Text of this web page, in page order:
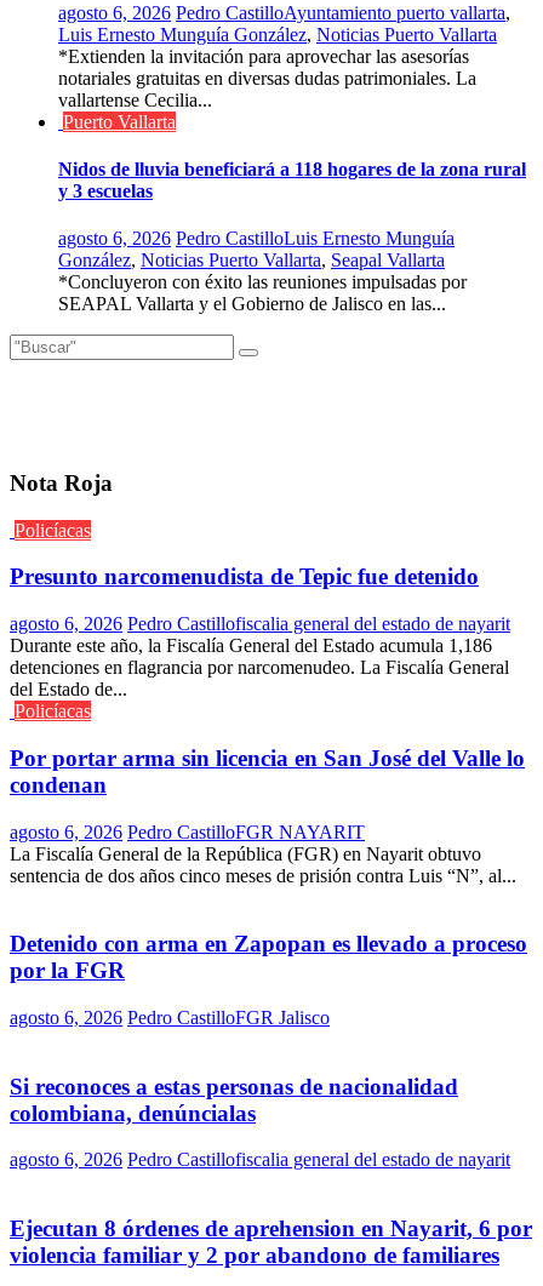
agosto 6, 2026 Pedro CastilloAyuntamiento puerto vallarta,
Luis Ernesto Munguía González, Noticias Puerto Vallarta
*Extienden la invitación para aprovechar las asesorías
notariales gratuitas en diversas dudas patrimoniales. La
vallartense Cecilia...
Puerto Vallarta
Nidos de lluvia beneficiará a 118 hogares de la zona rural
y 3 escuelas
agosto 6, 2026 Pedro CastilloLuis Ernesto Munguía
González, Noticias Puerto Vallarta, Seapal Vallarta
*Concluyeron con éxito las reuniones impulsadas por
SEAPAL Vallarta y el Gobierno de Jalisco en las...
Nota Roja
Policíacas
Presunto narcomenudista de Tepic fue detenido
agosto 6, 2026 Pedro Castillofiscalia general del estado de nayarit
Durante este año, la Fiscalía General del Estado acumula 1,186
detenciones en flagrancia por narcomenudeo. La Fiscalía General
del Estado de...
Policíacas
Por portar arma sin licencia en San José del Valle lo
condenan
agosto 6, 2026 Pedro CastilloFGR NAYARIT
La Fiscalía General de la República (FGR) en Nayarit obtuvo
sentencia de dos años cinco meses de prisión contra Luis “N”, al...
Detenido con arma en Zapopan es llevado a proceso
por la FGR
agosto 6, 2026 Pedro CastilloFGR Jalisco
Si reconoces a estas personas de nacionalidad
colombiana, denúncialas
agosto 6, 2026 Pedro Castillofiscalia general del estado de nayarit
Ejecutan 8 órdenes de aprehension en Nayarit, 6 por
violencia familiar y 2 por abandono de familiares